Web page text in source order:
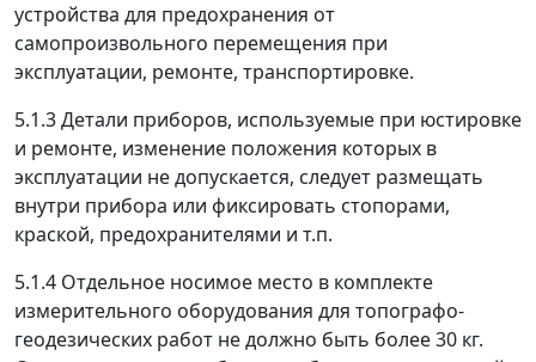
устройства для предохранения от
самопроизвольного перемещения при
эксплуатации, ремонте, транспортировке.
5.1.3Детали приборов, используемые при юстировке
и ремонте, изменение положения которых в
эксплуатации не допускается, следует размещать
внутри прибора или фиксировать стопорами,
краской, предохранителями и т.п.
5.1.4 Отдельное носимое место в комплекте
измерительного оборудования для топографо-
геодезических работ не должно быть более 30 кг.